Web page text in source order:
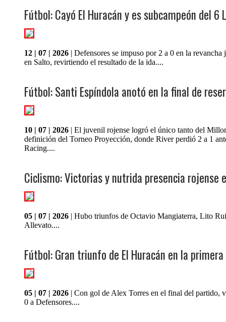
Fútbol: Cayó El Huracán y es subcampeón del 6
12 | 07 | 2026 | Defensores se impuso por 2 a 0 en la revancha
en Salto, revirtiendo el resultado de la ida....
Fútbol: Santi Espíndola anotó en la final de
10 | 07 | 2026 | El juvenil rojense logró el único tanto del
definición del Torneo Proyección, donde River perdió 2 a 1
Racing....
Ciclismo: Victorias y nutrida presencia rojense
05 | 07 | 2026 | Hubo triunfos de Octavio Mangiaterra, Lito
Allevato....
Fútbol: Gran triunfo de El Huracán en la
05 | 07 | 2026 | Con gol de Alex Torres en el final del partido,
0 a Defensores....